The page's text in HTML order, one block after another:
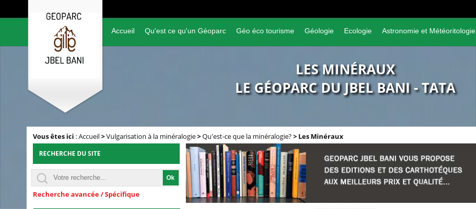
Accueil Qu'est ce qu'un Géoparc Géo éco tourisme Géologie Ecologie Astronomie et Météoritologie
LES MINÉRAUX
LE GÉOPARC DU JBEL BANI - TATA
Vous êtes ici :Accueil>Vulgarisation à la minéralogie>Qu'est-ce que la minéralogie?> Les Minéraux
RECHERCHE DU SITE
Recherche avancée / Spécifique